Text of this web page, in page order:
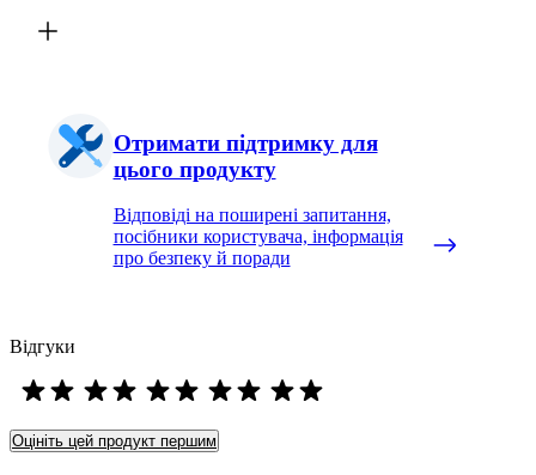
Отримати підтримку для
цього продукту
Відповіді на поширені запитання,
посібники користувача, інформація
про безпеку й поради
Відгуки
Оцініть цей продукт першим